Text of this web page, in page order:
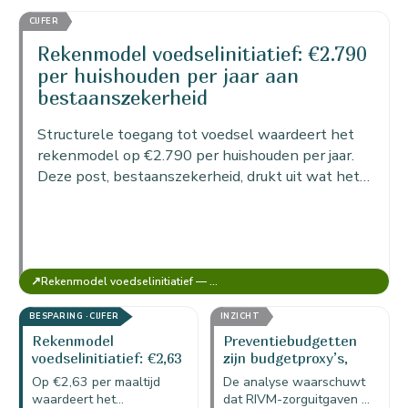
koppelt de hoeveelheid
uitstoot die met gered
voedsel en…
CIJFER
Rekenmodel voedselinitiatief: €2.790
per huishouden per jaar aan
bestaanszekerheid
Structurele toegang tot voedsel waardeert het
rekenmodel op €2.790 per huishouden per jaar.
Deze post, bestaanszekerheid, drukt uit wat het
↗ Rekenmodel voedselinitiatief — MKBA Food (versie voor 1 initiatief)
BESPARING · CIJFER
Rekenmodel
voedselinitiatief: €2,63
besparing per maaltijd
in de portemonnee
Op €2,63 per maaltijd
waardeert het
INZICHT
Preventiebudgetten
zijn budgetproxy’s,
geen exacte raming
De analyse waarschuwt
dat RIVM-zorguitgaven en